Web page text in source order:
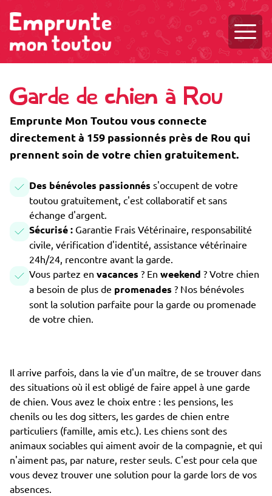
Garde de chien à Rou
Emprunte Mon Toutou vous connecte
directement à 159 passionnés près de Rou qui
prennent soin de votre chien gratuitement.
Des bénévoles passionnés s'occupent de votre
toutou gratuitement, c'est collaboratif et sans
échange d'argent.
Sécurisé : Garantie Frais Vétérinaire, responsabilité
civile, vérification d'identité, assistance vétérinaire
24h/24, rencontre avant la garde.
Vous partez en vacances ? En weekend ? Votre chien
a besoin de plus de promenades ? Nos bénévoles
sont la solution parfaite pour la garde ou promenade
de votre chien.
Il arrive parfois, dans la vie d'un maître, de se trouver dans
des situations où il est obligé de faire appel à une garde
de chien. Vous avez le choix entre : les pensions, les
chenils ou les dog sitters, les gardes de chien entre
particuliers (famille, amis etc.). Les chiens sont des
animaux sociables qui aiment avoir de la compagnie, et qui
n'aiment pas, par nature, rester seuls. C'est pour cela que
vous devez trouver une solution pour la garde lors de vos
absences.